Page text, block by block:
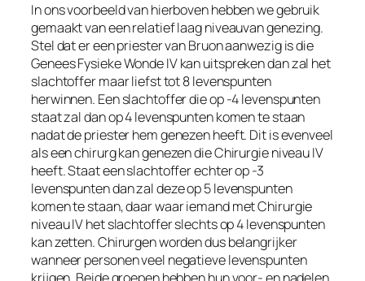
In ons voorbeeld van hierboven hebben we gebruik
gemaakt van een relatief laag niveauvan genezing.
Stel dat er een priester van Bruon aanwezig is die
Genees Fysieke Wonde IV kan uitspreken dan zal het
slachtoffer maar liefst tot 8 levenspunten
herwinnen. Een slachtoffer die op -4 levenspunten
staat zal dan op 4 levenspunten komen te staan
nadat de priester hem genezen heeft. Dit is evenveel
als een chirurg kan genezen die Chirurgie niveau IV
heeft. Staat een slachtoffer echter op -3
levenspunten dan zal deze op 5 levenspunten
komen te staan, daar waar iemand met Chirurgie
niveau IV het slachtoffer slechts op 4 levenspunten
kan zetten. Chirurgen worden dus belangrijker
wanneer personen veel negatieve levenspunten